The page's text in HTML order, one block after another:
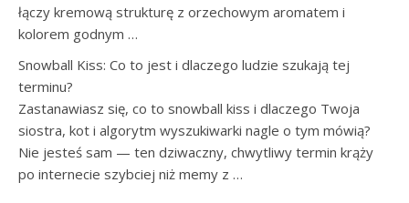
łączy kremową strukturę z orzechowym aromatem i
kolorem godnym …
Snowball Kiss: Co to jest i dlaczego ludzie szukają tej
terminu?
Zastanawiasz się, co to snowball kiss i dlaczego Twoja
siostra, kot i algorytm wyszukiwarki nagle o tym mówią?
Nie jesteś sam — ten dziwaczny, chwytliwy termin krąży
po internecie szybciej niż memy z …